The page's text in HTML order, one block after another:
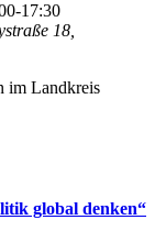
-17:30
18,
im Landkreis
global denken“